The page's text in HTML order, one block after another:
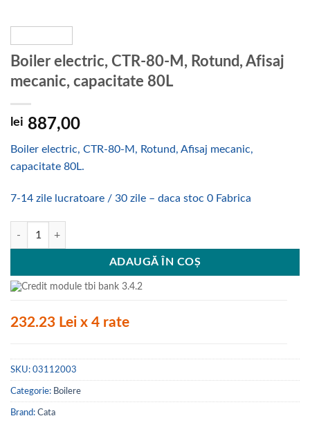
Boiler electric, CTR-80-M, Rotund, Afisaj
mecanic, capacitate 80L
lei 887,00
Boiler electric, CTR-80-M, Rotund, Afisaj mecanic,
capacitate 80L.
7-14 zile lucratoare / 30 zile – daca stoc 0 Fabrica
Cantitate Boiler electric, CTR-80-M, Rotund, Afisaj mecanic,
ADAUGĂ ÎN COȘ
232.23 Lei x 4 rate
SKU: 03112003
Categorie: Boilere
Brand: Cata